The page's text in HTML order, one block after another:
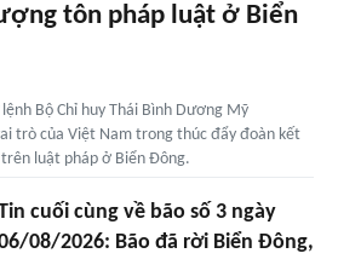
tôn pháp luật ở Biển
Bộ Chỉ huy Thái Bình Dương Mỹ
trò của Việt Nam trong thúc đẩy đoàn kết
luật pháp ở Biển Đông.
cuối cùng về bão số 3 ngày
08/2026: Bão đã rời Biển Đông,